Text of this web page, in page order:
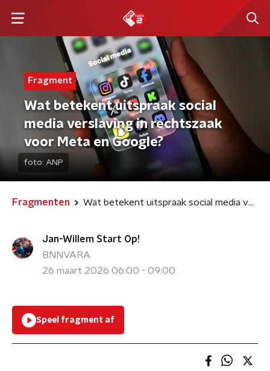
Fragment
Wat betekent uitspraak social
media verslaving in rechtszaak
voor Meta en Google?
foto: ANP
Fragmenten Wat betekent uitspraak social media verslaving in rechtszaak voor Meta en Google?
Jan-Willem Start Op!
BNNVARA
26 maart 2026 06:00 - 09:00
Speel fragment af